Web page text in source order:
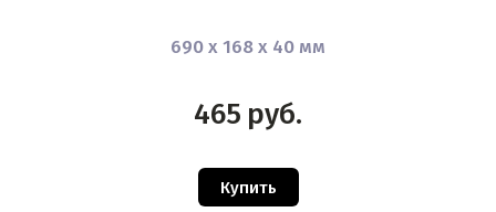
690 х 168 х 40 мм
465 руб.
Купить